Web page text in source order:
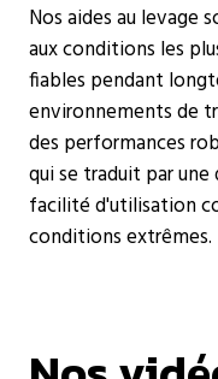
Nos aides au levage
aux conditions les
fiables pendant
environnements de
des performances
qui se traduit par
facilité d'utilisation
conditions extrêmes.